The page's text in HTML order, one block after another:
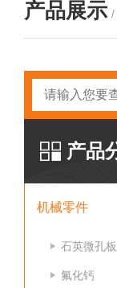
产品展示 /
产品
机械零件
石英微孔板
氟化钙